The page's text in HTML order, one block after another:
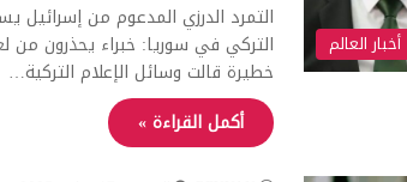
أخبار العالم
التمرد الدرزي المدعوم من إسرائيل
التركي في سوريا: خبراء يحذرون من
خطيرة قالت وسائل الإعلام التركية…
أكمل القراءة »